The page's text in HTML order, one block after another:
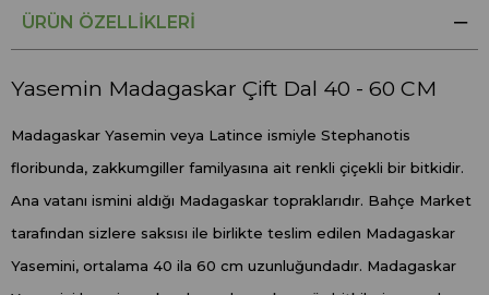
ÜRÜN ÖZELLIKLERI
Yasemin Madagaskar Çift Dal 40 - 60 CM
Madagaskar Yasemin veya Latince ismiyle Stephanotis
floribunda, zakkumgiller familyasına ait renkli çiçekli bir bitkidir.
Ana vatanı ismini aldığı Madagaskar topraklarıdır. Bahçe Market
tarafından sizlere saksısı ile birlikte teslim edilen Madagaskar
Yasemini, ortalama 40 ila 60 cm uzunluğundadır. Madagaskar